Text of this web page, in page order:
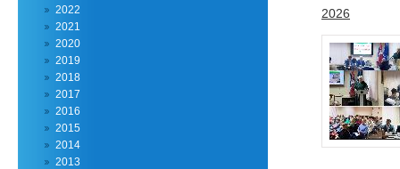
2026
2022
2021
2020
2019
2018
2017
2016
2015
2014
2013